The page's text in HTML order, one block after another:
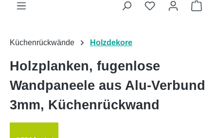
Du hast 0
Küchenrückwände Holzdekore
Holzplanken, fugenlose
Wandpaneele aus Alu-Verbund
3mm, Küchenrückwand